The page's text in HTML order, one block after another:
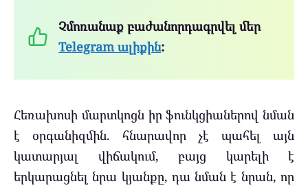
Չմոռանաք բաժանորդագրվել մեր
Telegram ալիքին:
Հեռախոսի մարտկոցն իր ֆունկցիաներով նման
է օրգանիզմին. հնարավոր չէ պահել այն
կատարյալ վիճակում, բայց կարելի է
երկարացնել նրա կյանքը, դա նման է նրան, որ